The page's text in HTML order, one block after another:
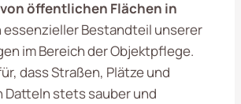
öffentlichen Flächen in
essenzieller Bestandteil unserer
im Bereich der Objektpflege.
dass Straßen, Plätze und
Datteln stets sauber und